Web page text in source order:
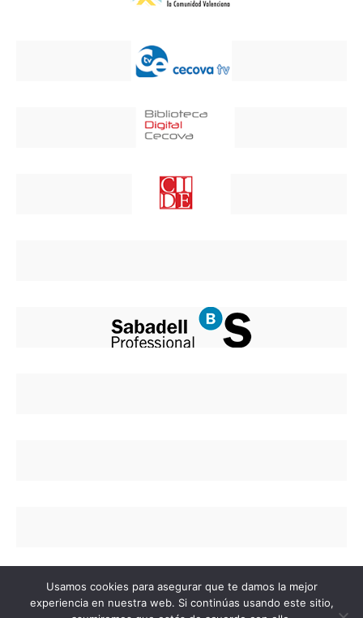
Usamos cookies para asegurar que te damos la mejor
experiencia en nuestra web. Si continúas usando este sitio,